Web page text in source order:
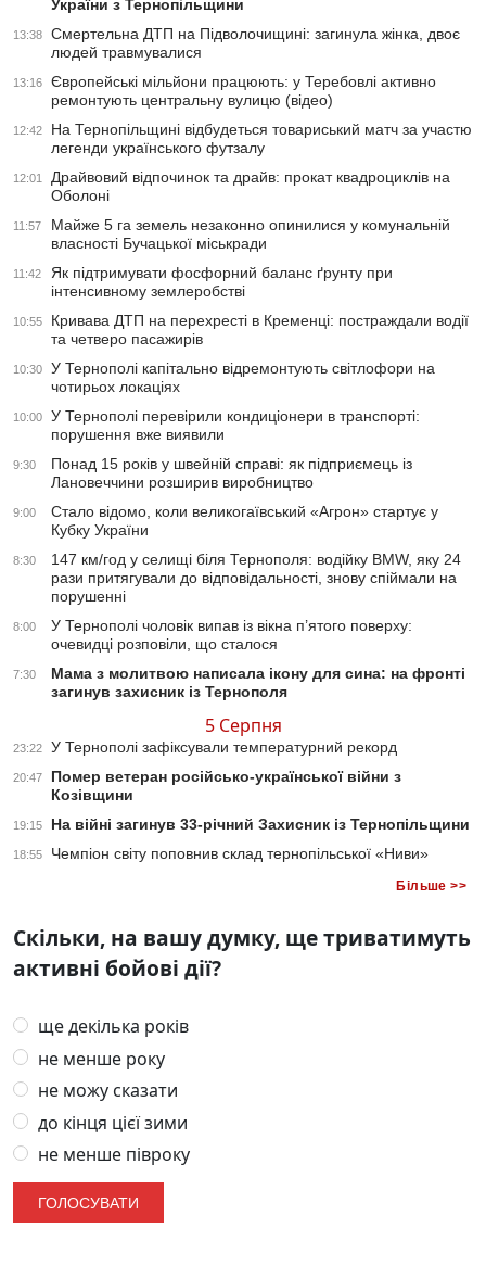
України з Тернопільщини
13:38
Смертельна ДТП на Підволочищині: загинула жінка, двоє
людей травмувалися
13:16
Європейські мільйони працюють: у Теребовлі активно
ремонтують центральну вулицю (відео)
12:42
На Тернопільщині відбудеться товариський матч за участю
легенди українського футзалу
12:01
Драйвовий відпочинок та драйв: прокат квадроциклів на
Оболоні
11:57
Майже 5 га земель незаконно опинилися у комунальній
власності Бучацької міськради
11:42
Як підтримувати фосфорний баланс ґрунту при
інтенсивному землеробстві
10:55
Кривава ДТП на перехресті в Кременці: постраждали водії
та четверо пасажирів
10:30
У Тернополі капітально відремонтують світлофори на
чотирьох локаціях
10:00
У Тернополі перевірили кондиціонери в транспорті:
порушення вже виявили
9:30
Понад 15 років у швейній справі: як підприємець із
Лановеччини розширив виробництво
9:00
Стало відомо, коли великогаївський «Агрон» стартує у
Кубку України
8:30
147 км/год у селищі біля Тернополя: водійку BMW, яку 24
рази притягували до відповідальності, знову спіймали на
порушенні
8:00
У Тернополі чоловік випав із вікна п’ятого поверху:
очевидці розповіли, що сталося
7:30
Мама з молитвою написала ікону для сина: на фронті
загинув захисник із Тернополя
5 Серпня
23:22 У Тернополі зафіксували температурний рекорд
20:47
Помер ветеран російсько-української війни з
Козівщини
19:15 На війні загинув 33-річний Захисник із Тернопільщини
18:55 Чемпіон світу поповнив склад тернопільської «Ниви»
Більше >>
Скільки, на вашу думку, ще триватимуть
активні бойові дії?
ще декілька років
не менше року
не можу сказати
до кінця цієї зими
не менше півроку